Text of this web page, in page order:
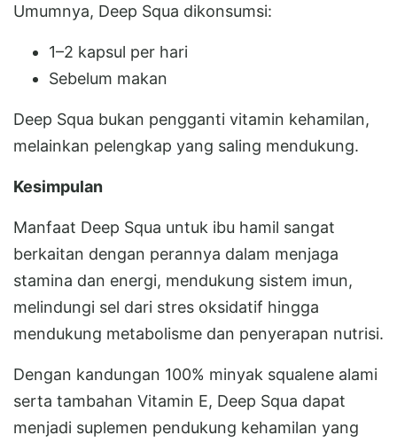
Umumnya, Deep Squa dikonsumsi:
1–2 kapsul per hari
Sebelum makan
Deep Squa bukan pengganti vitamin kehamilan,
melainkan pelengkap yang saling mendukung.
Kesimpulan
Manfaat Deep Squa untuk ibu hamil sangat
berkaitan dengan perannya dalam menjaga
stamina dan energi, mendukung sistem imun,
melindungi sel dari stres oksidatif hingga
mendukung metabolisme dan penyerapan nutrisi.
Dengan kandungan 100% minyak squalene alami
serta tambahan Vitamin E, Deep Squa dapat
menjadi suplemen pendukung kehamilan yang